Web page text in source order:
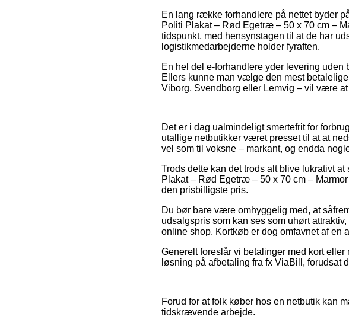
En lang række forhandlere på nettet byder
Politi Plakat – Rød Egetræ – 50 x 70 cm –
tidspunkt, med hensynstagen til at de har
logistikmedarbejderne holder fyraften.
En hel del e-forhandlere yder levering
Ellers kunne man vælge den mest
Viborg, Svendborg eller Lemvig – vil være
Det er i dag ualmindeligt smertefrit for
utallige netbutikker været presset til at at
vel som til voksne – markant, og endda
Trods dette kan det trods alt blive lukrativt
Plakat – Rød Egetræ – 50 x 70 cm –
den prisbilligste pris.
Du bør bare være omhyggelig med, at
udsalgspris som kan ses som uhørt
online shop. Kortkøb er dog omfavnet af en
Generelt foreslår vi betalinger med kort
løsning på afbetaling fra fx ViaBill, forudsat
Forud for at folk køber hos en netbutik kan
tidskrævende arbejde.